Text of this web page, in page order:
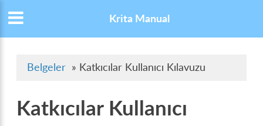
Krita Manual
Belgeler » Katkıcılar Kullanıcı Kılavuzu
Katkıcılar Kullanıcı